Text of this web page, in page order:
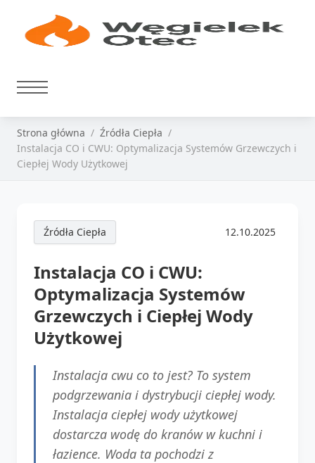
Strona główna
Źródła Ciepła
Instalacja CO i CWU: Optymalizacja Systemów Grzewczych i
Ciepłej Wody Użytkowej
Źródła Ciepła 12.10.2025
Instalacja CO i CWU:
Optymalizacja Systemów
Grzewczych i Ciepłej Wody
Użytkowej
Instalacja cwu co to jest? To system
podgrzewania i dystrybucji ciepłej wody.
Instalacja ciepłej wody użytkowej
dostarcza wodę do kranów w kuchni i
łazience. Woda ta pochodzi z